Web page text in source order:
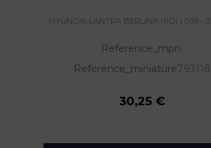
HYUNDAI LANTRA BERLINA (RD) | 0.99 -
-...
Reference_mpn-
Reference_miniature793118
30,25 €